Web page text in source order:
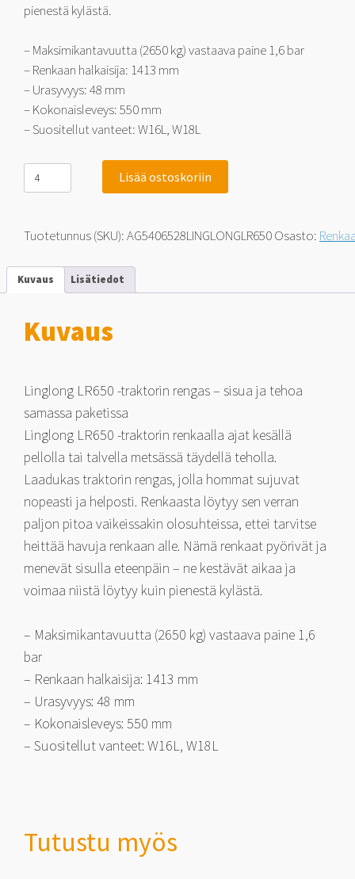
pienestä kylästä.
– Maksimikantavuutta (2650 kg) vastaava paine 1,6 bar
– Renkaan halkaisija: 1413 mm
– Urasyvyys: 48 mm
– Kokonaisleveys: 550 mm
– Suositellut vanteet: W16L, W18L
Linglong
Traktorin
rengas
145A8/142D
T
Lisää ostoskoriin
Tuotetunnus (SKU):AG5406528LINGLONGLR650Osasto:
Kuvaus Lisätiedot
Kuvaus
Linglong LR650 -traktorin rengas – sisua ja tehoa
samassa paketissa
Linglong LR650 -traktorin renkaalla ajat kesällä
pellolla tai talvella metsässä täydellä teholla.
Laadukas traktorin rengas, jolla hommat sujuvat
nopeasti ja helposti. Renkaasta löytyy sen verran
paljon pitoa vaikeissakin olosuhteissa, ettei tarvitse
heittää havuja renkaan alle. Nämä renkaat pyörivät ja
menevät sisulla eteenpäin – ne kestävät aikaa ja
voimaa niistä löytyy kuin pienestä kylästä.
– Maksimikantavuutta (2650 kg) vastaava paine 1,6
bar
– Renkaan halkaisija: 1413 mm
– Urasyvyys: 48 mm
– Kokonaisleveys: 550 mm
– Suositellut vanteet: W16L, W18L
Tutustu myös